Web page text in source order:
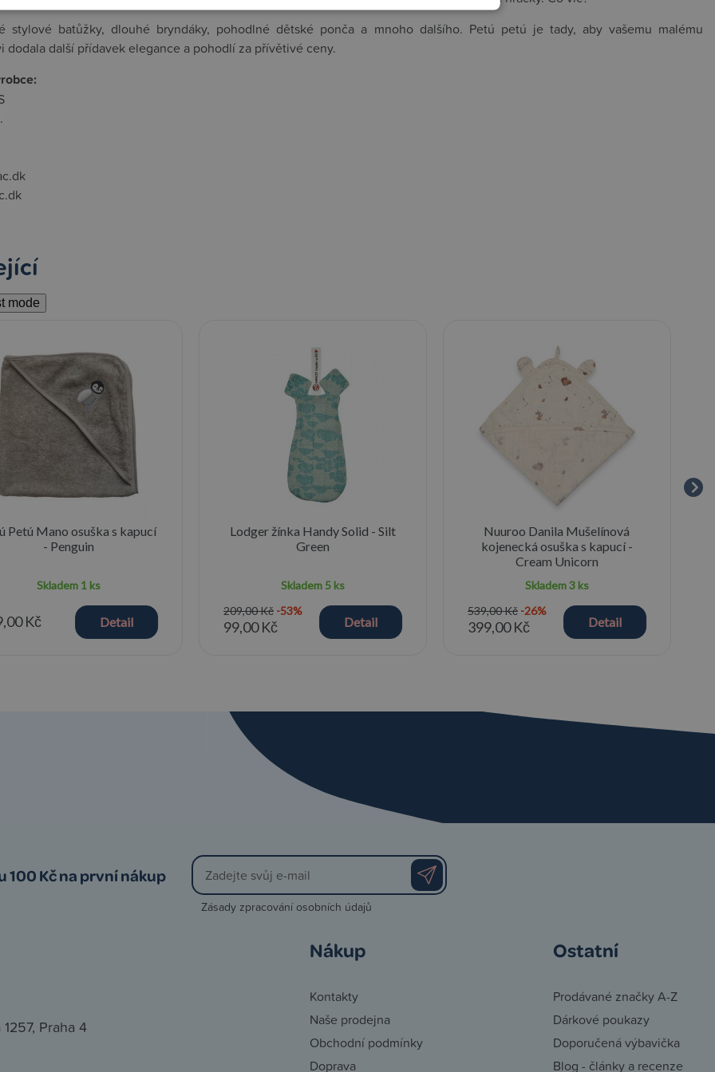
stylové batůžky, dlouhé bryndáky, pohodlné dětské ponča a mnoho dalšího. Petú petú je tady, aby vašemu malému
dodala další přídavek elegance a pohodlí za přívětivé ceny.
mode
Petú Mano osuška s kapucí
- Penguin
Skladem 1 ks
Kč Detail
Lodger žínka Handy Solid - Silt
Green
Skladem 5 ks
209,00 Kč -53%
99,00 Kč Detail
Nuuroo Danila Mušelínová
kojenecká osuška s kapucí -
Cream Unicorn
Skladem3 ks
539,00 Kč -26%
399,00 Kč Detail
100 Kč na první nákup
Zásady zpracování osobních údajů
Praha 4
Nákup
Kontakty
Naše prodejna
Obchodní podmínky
Doprava
Ostatní
Prodávané značky A-Z
Dárkové poukazy
Doporučená výbavička
Blog - články a recenze